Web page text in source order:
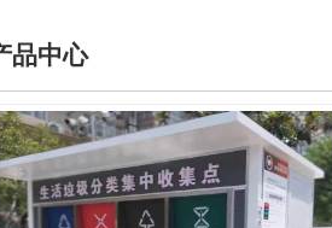
品中心